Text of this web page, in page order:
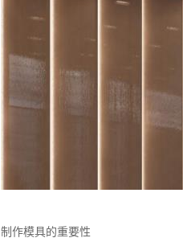
制作模具的重要性